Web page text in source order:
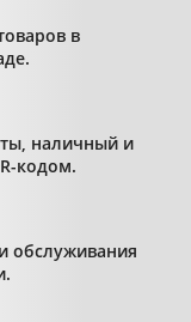
в
наличный и
кодом.
обслуживания